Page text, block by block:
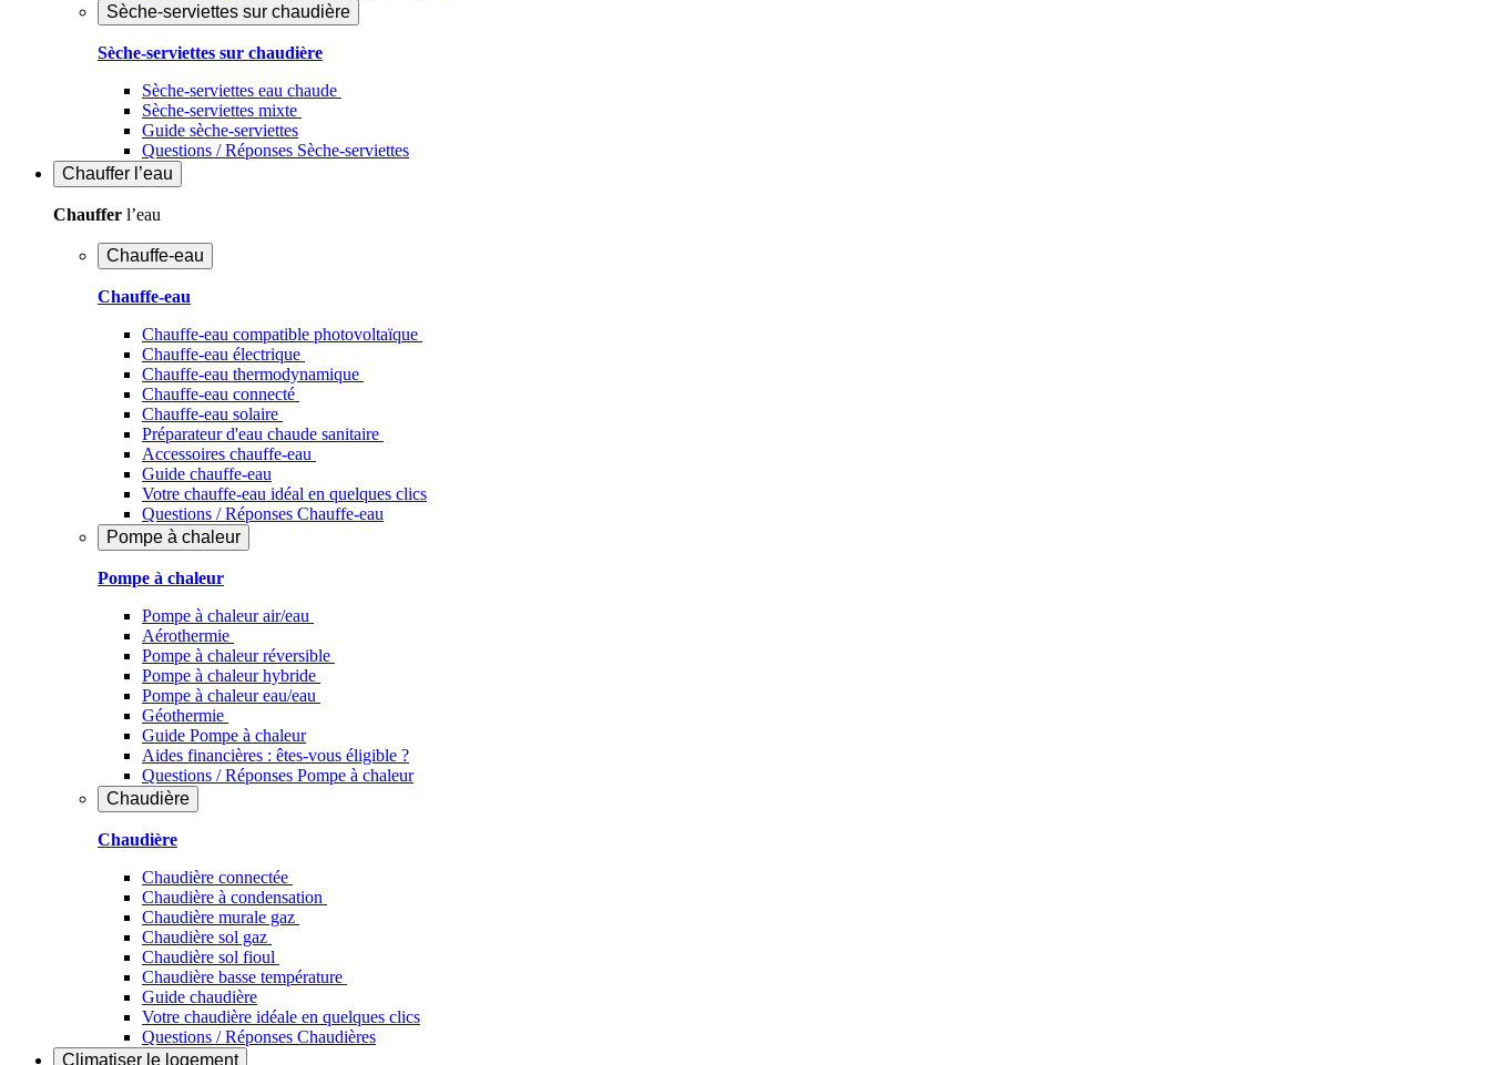
Sèche-serviettes sur chaudière
Sèche-serviettes sur chaudière
Sèche-serviettes eau chaude
Sèche-serviettes mixte
Guide sèche-serviettes
Questions / Réponses Sèche-serviettes
Chauffer l’eau
Chauffer l’eau
Chauffe-eau
Chauffe-eau
Chauffe-eau compatible photovoltaïque
Chauffe-eau électrique
Chauffe-eau thermodynamique
Chauffe-eau connecté
Chauffe-eau solaire
Préparateur d'eau chaude sanitaire
Accessoires chauffe-eau
Guide chauffe-eau
Votre chauffe-eau idéal en quelques clics
Questions / Réponses Chauffe-eau
Pompe à chaleur
Pompe à chaleur
Pompe à chaleur air/eau
Aérothermie
Pompe à chaleur réversible
Pompe à chaleur hybride
Pompe à chaleur​ eau/eau
Géothermie
Guide Pompe à chaleur
Aides financières : êtes-vous éligible ?
Questions / Réponses Pompe à chaleur
Chaudière
Chaudière
Chaudière connectée
Chaudière à condensation
Chaudière murale gaz
Chaudière sol gaz
Chaudière sol fioul
Chaudière basse température
Guide chaudière
Votre chaudière idéale en quelques clics
Questions / Réponses Chaudières
Climatiser le logement